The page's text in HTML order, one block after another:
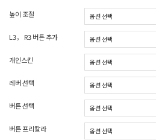
높이 조절
L3， R3 버튼 추가
개인스킨
레버 선택
버튼 선택
버튼 프리칼라